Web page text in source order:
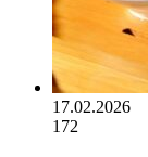
17.02.2026
172